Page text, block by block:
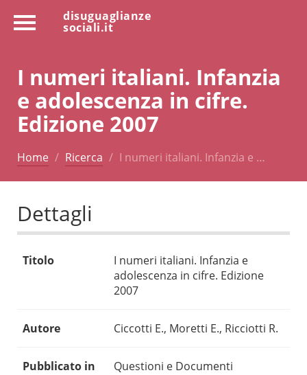
disuguaglianze
sociali.it
I numeri italiani. Infanzia
e adolescenza in cifre.
Edizione 2007
Home Ricerca I numeri italiani. Infanzia e …
Dettagli
Titolo
I numeri italiani. Infanzia e
adolescenza in cifre. Edizione
2007
Autore Ciccotti E., Moretti E., Ricciotti R.
Pubblicato in Questioni e Documenti